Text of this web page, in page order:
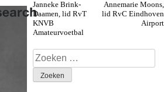
Bericht
navigatie
Janneke Brink-
Daamen, lid RvT
KNVB
Amateurvoetbal
Annemarie Moons,
lid RvC Eindhoven
Airport
Zoeken
naar: